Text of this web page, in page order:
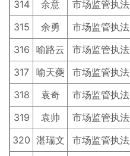
314
余意 市场监管执法
315
余勇 市场监管执法
316 喻路云 市场监管执法
317 喻天夔 市场监管执法
318
袁奇 市场监管执法
319
袁帅 市场监管执法
320 湛瑞文 市场监管执法